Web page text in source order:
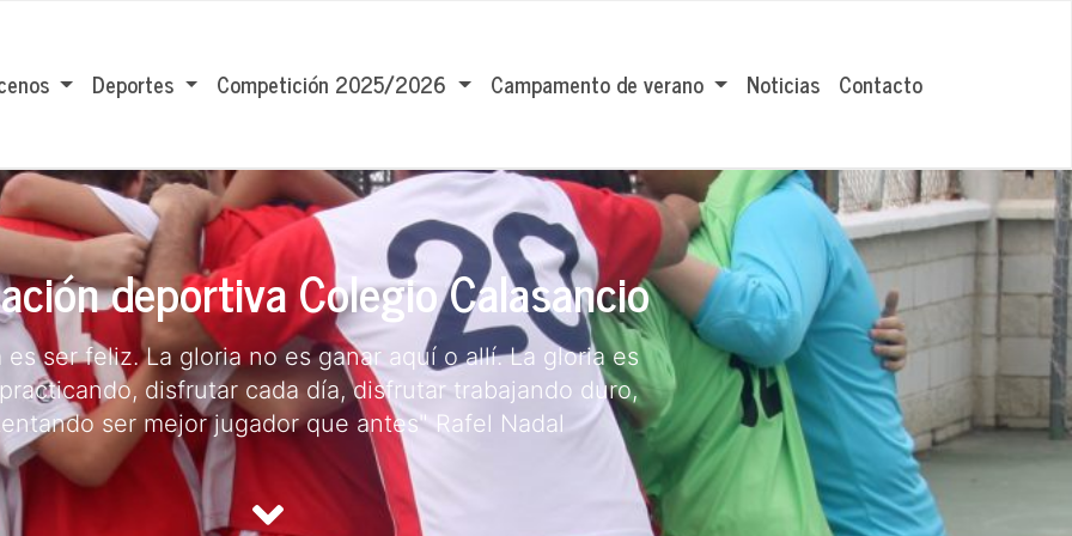
Deportes Competición 2025/2026 Campamento de verano Noticias Contacto
deportiva Colegio Calasancio
es ser feliz. La gloria no es ganar aquí o allí. La gloria es
disfrutar cada día, disfrutar trabajando duro,
ser mejor jugador que antes" Rafel Nadal